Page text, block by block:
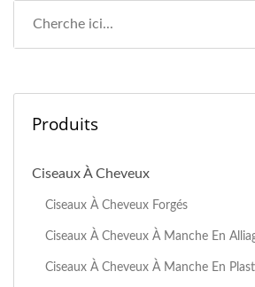
Produits
Ciseaux À Cheveux
Ciseaux À Cheveux Forgés
Ciseaux À Cheveux À Manche En
Ciseaux À Cheveux À Manche En